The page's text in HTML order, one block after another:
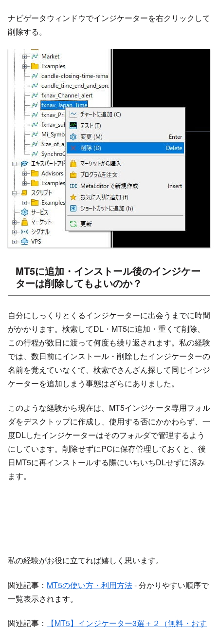
ナビゲータウィンドウでインジケーターを右クリックして
削除する。
MT5に追加・インストール後のインジケー
ターは削除してもよいのか？
自分にしっくりとくるインジケーターに出会うまでに時間
がかかります。検索してDL・MT5に追加・重くて削除、
この行程が数日に渡って何度も繰り返されます。私の経験
では、数日前にインストール・削除したインジケーターの
名前を覚えていなくて、検索でさんざん探して同じインジ
ケーターを追加しまう事態はざらにありました。
このような経験から現在は、MT5インジケータ専用フォル
ダをデスクトップに作成し、使用する否にかかわらず、一
度DLしたインジケーターはそのフォルダで管理するよう
にしています。削除せずにPCに保存管理しておくと、後
日MT5に再インストールする際にいちいちDLせずに済み
ます。
私の経験がお役に立てれば嬉しく思います。
関連記事： MT5の使い方・利用方法- 分かりやすい順序で
一覧表示されます。
関連記事：
【MT5】インジケーター3選＋２（無料・おす